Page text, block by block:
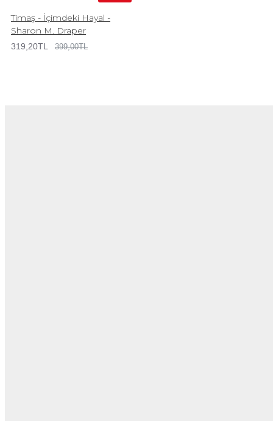
Timaş - İçimdeki Hayal -
Sharon M. Draper
319,20TL 399,00TL